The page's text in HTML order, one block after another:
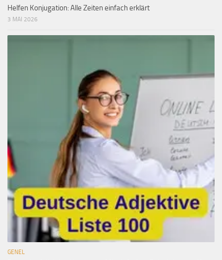
Helfen Konjugation: Alle Zeiten einfach erklärt
3 MAI 2026
GENEL